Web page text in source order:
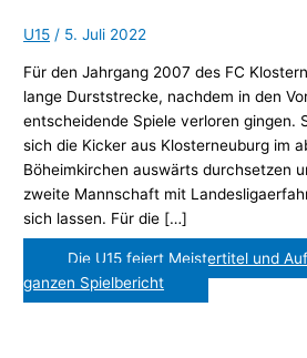
U15 / 5. Juli 2022
Für den Jahrgang 2007 des FC
lange Durststrecke, nachdem in den
entscheidende Spiele verloren gingen.
sich die Kicker aus Klosterneuburg im
Böheimkirchen auswärts durchsetzen
zweite Mannschaft mit
sich lassen. Für die […]
Die U15 feiert Meistertitel und
ganzen Spielbericht